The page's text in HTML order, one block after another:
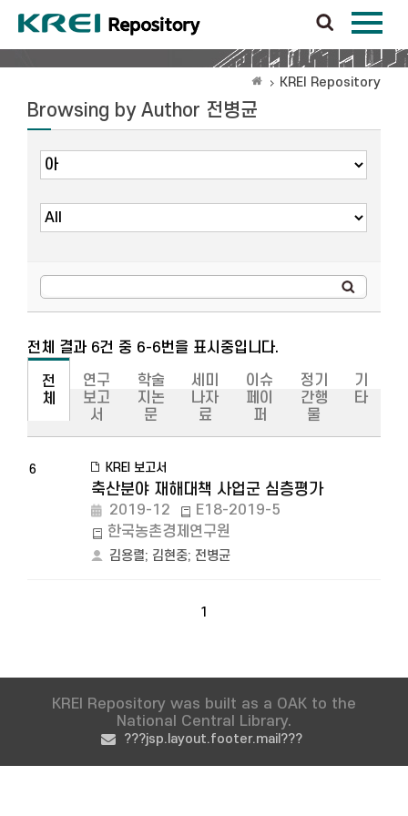
KREI Repository
Browsing by Author 전병균
전체 결과 6건 중 6-6번을 표시중입니다.
전
체
연구
보고
서
학술
지논
문
세미
나자
료
이슈
페이
퍼
정기
간행
물
기
타
6 KREI 보고서
축산분야 재해대책 사업군 심층평가
2019-12
E18-2019-5
한국농촌경제연구원
김용렬; 김현중; 전병균
1
KREI Repository was built as a OAK to the
National Central Library.
???jsp.layout.footer.mail???